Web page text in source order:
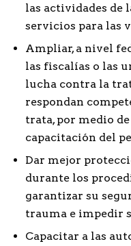
las actividades de
servicios para las
Ampliar, a nivel
las fiscalías o las
lucha contra la
respondan
trata, por medio
capacitación del
Dar mejor
durante los
garantizar su
trauma e impedir
Capacitar a las